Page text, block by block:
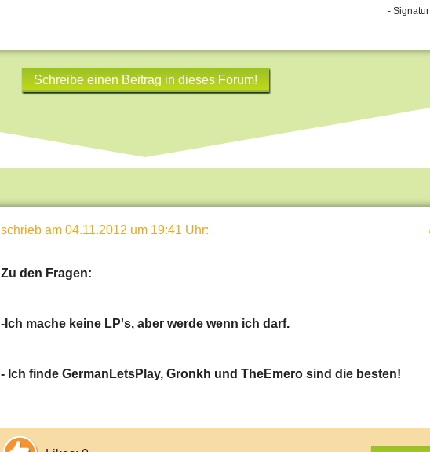
-
Schreibe einen Beitrag in dieses Forum!
schrieb am 04.11.2012 um 19:41 Uhr:
Zu den Fragen:
-Ich mache keine LP's, aber werde wenn ich darf.
- Ich finde GermanLetsPlay, Gronkh und TheEmero sind die besten!